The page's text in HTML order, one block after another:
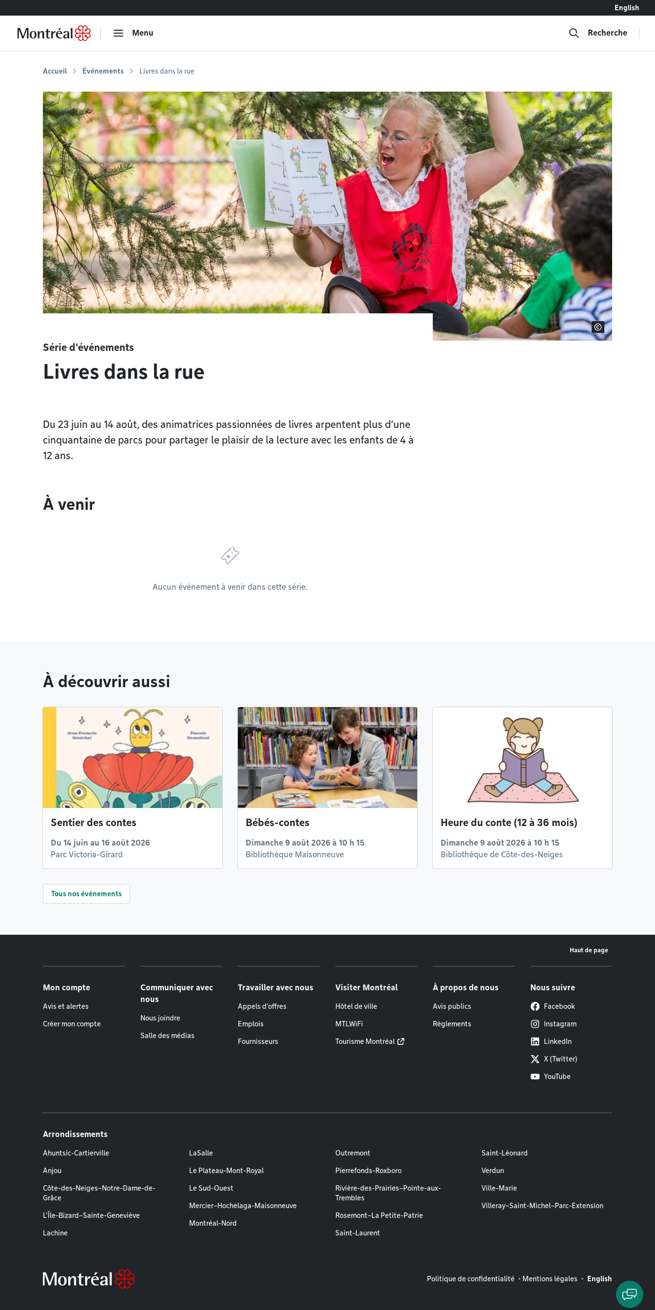
English
Menu Recherche
Accueil Événements Livres dans la rue
Série d'événements
Livres dans la rue
Du 23 juin au 14 août, des animatrices passionnées de livres arpentent plus d’une
cinquantaine de parcs pour partager le plaisir de la lecture avec les enfants de 4 à
12 ans.
À venir
Aucun événement à venir dans cette série.
À découvrir aussi
Sentier des contes
Du 14 juin au 16 août 2026
Parc Victoria-Girard
Bébés-contes
Dimanche 9 août 2026 à 10 h 15
Bibliothèque Maisonneuve
Heure du conte (12 à 36 mois)
Dimanche 9 août 2026 à 10 h 15
Bibliothèque de Côte-des-Neiges
Tous nos événements
Haut de page
Mon compte
Avis et alertes
Créer mon compte
Communiquer avec
nous
Nous joindre
Salle des médias
Travailler avec nous
Appels d'offres
Emplois
Fournisseurs
Visiter Montréal
Hôtel de ville
MTLWiFi
Tourisme Montréal
À propos de nous
Avis publics
Règlements
Nous suivre
Facebook
Instagram
LinkedIn
X (Twitter)
YouTube
Arrondissements
Ahuntsic-Cartierville
Anjou
Côte-des-Neiges–Notre-Dame-de-
Grâce
L'Île-Bizard–Sainte-Geneviève
Lachine
LaSalle
Le Plateau-Mont-Royal
Le Sud-Ouest
Mercier–Hochelaga-Maisonneuve
Montréal-Nord
Outremont
Pierrefonds-Roxboro
Rivière-des-Prairies–Pointe-aux-
Trembles
Rosemont–La Petite-Patrie
Saint-Laurent
Saint-Léonard
Verdun
Ville-Marie
Villeray–Saint-Michel–Parc-Extension
Mentions légales
Politique de confidentialité Mentions légales English